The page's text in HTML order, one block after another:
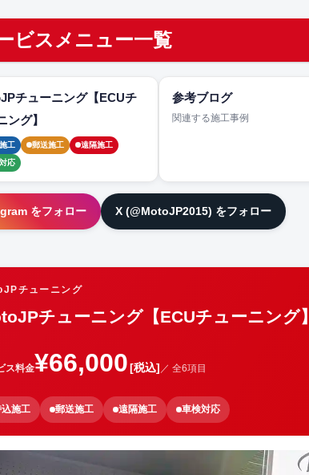
ビスメニュー一覧
チューニング【ECUチ
ング】
工 郵送施工
遠隔施工
応
参考ブログ
関連する施工事例
をフォロー X (@MotoJP2015) をフォロー
チューニング
チューニング【ECUチューニング】
ス料金¥66,000[税込] ／ 全6項目
施工 郵送施工 遠隔施工 車検対応